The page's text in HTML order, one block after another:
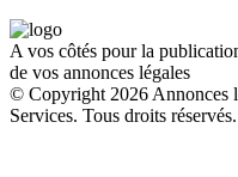
A vos côtés pour la
de vos annonces légales
© Copyright 2026 Annonces
Services. Tous droits réservés.